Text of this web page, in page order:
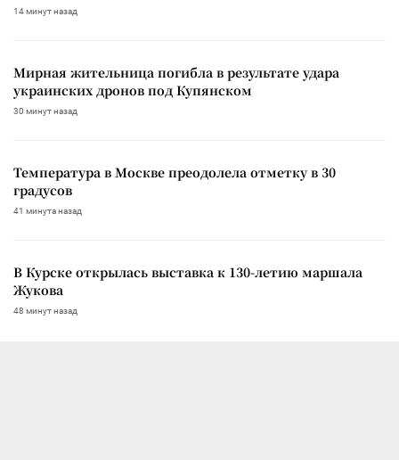
14 минут назад
Мирная жительница погибла в результате удара
украинских дронов под Купянском
30 минут назад
Температура в Москве преодолела отметку в 30
градусов
41 минута назад
В Курске открылась выставка к 130-летию маршала
Жукова
48 минут назад